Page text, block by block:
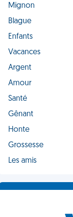
Mignon
Blague
Enfants
Vacances
Argent
Amour
Santé
Gênant
Honte
Grossesse
Les amis